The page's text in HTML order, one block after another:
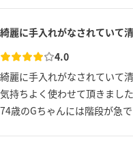
4.0
綺麗に手入れがなされていて
気持ちよく使わせて頂きました
74歳のGちゃんには階段が急